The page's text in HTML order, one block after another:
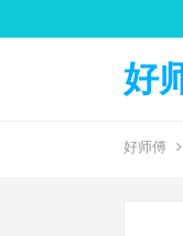
好
好师傅